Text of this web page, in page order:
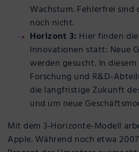
Wachstum. Fehlerfrei sind
noch nicht.
Horizont 3: Hier finden
Innovationen statt: Neue
werden gesucht. In
Forschung und R&D-
die langfristige Zukunft
und um neue
Mit dem 3-Horizonte-Modell
Apple. Während noch etwa